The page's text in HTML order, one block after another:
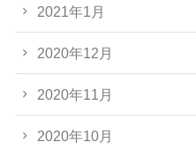
2021年1月
2020年12月
2020年11月
2020年10月